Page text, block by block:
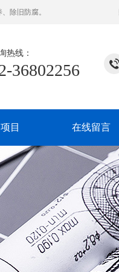
除旧防腐。
热线：
36802256
目 在线留言